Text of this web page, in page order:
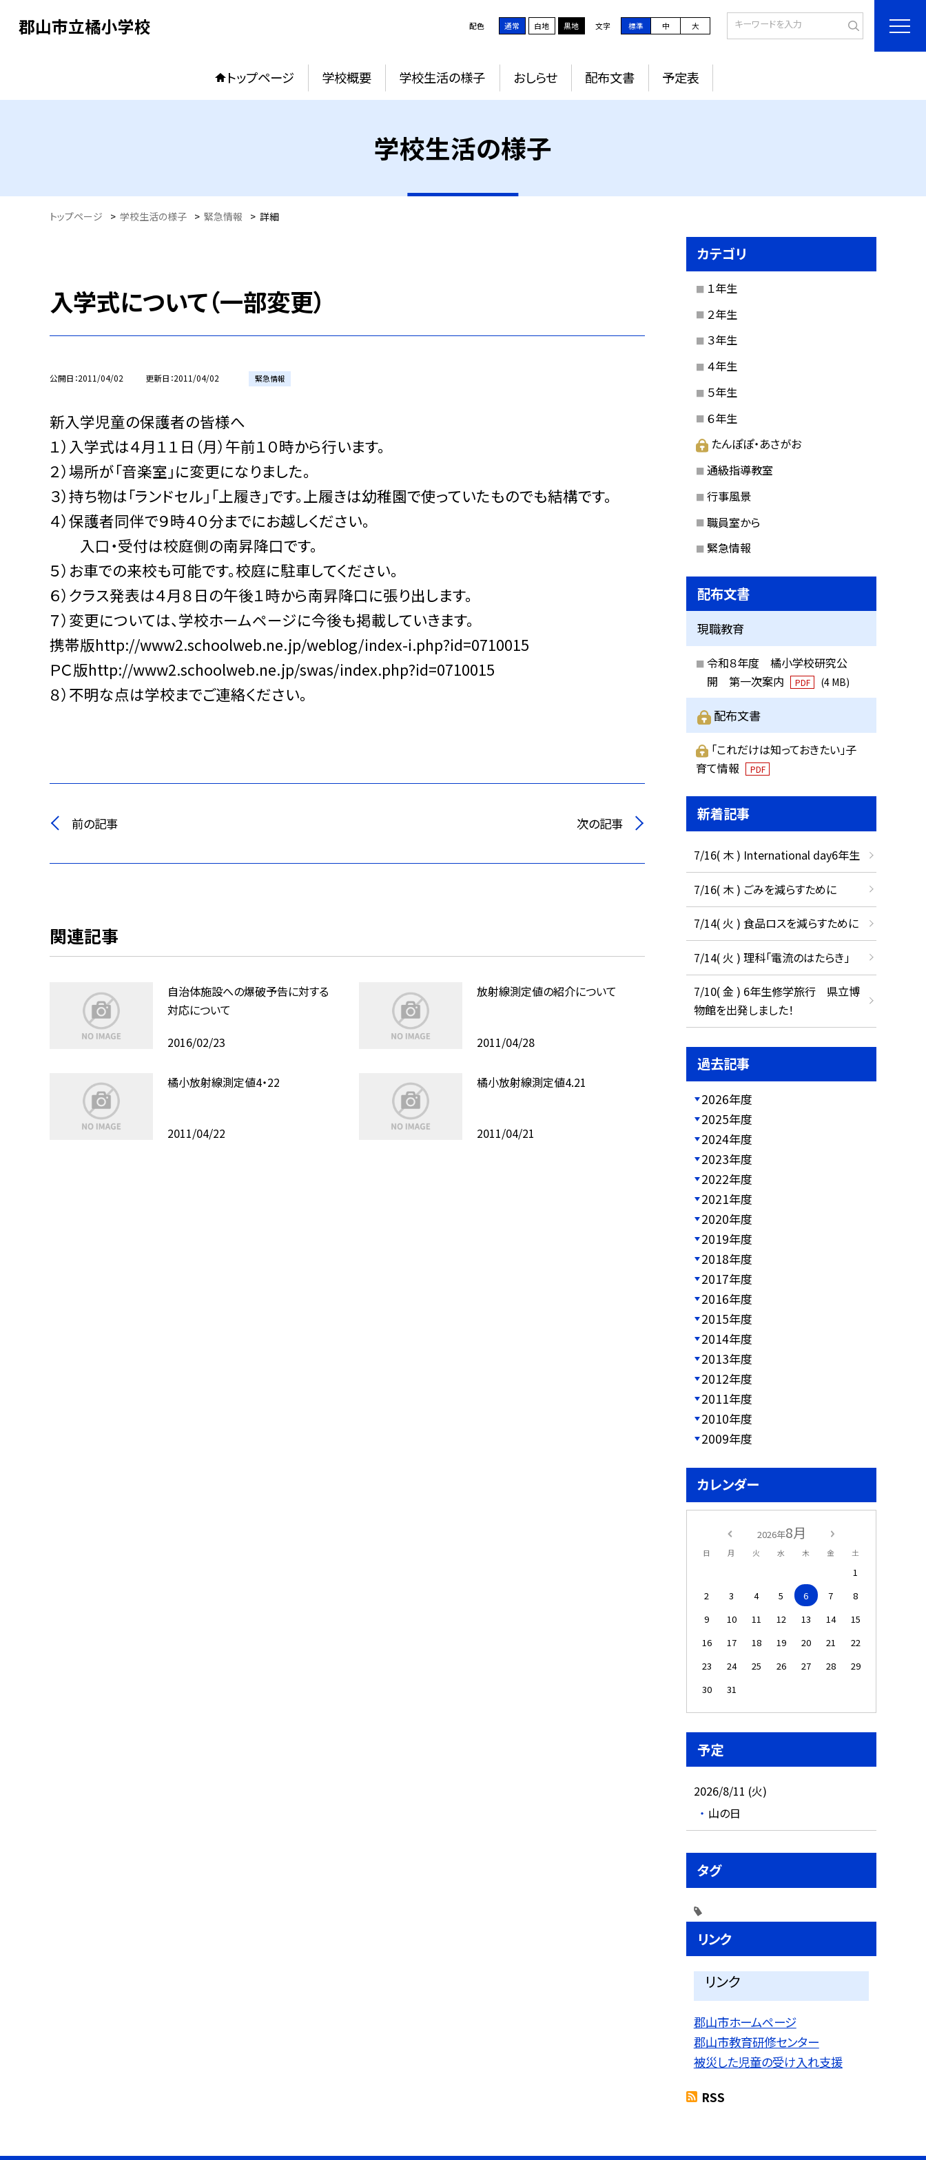
郡山市立橘小学校 配色 通常 白地 黒地 文字 標準 中 大
トップページ 学校概要 学校生活の様子 おしらせ 配布文書 予定表
学校生活の様子
トップページ > 学校生活の様子 > 緊急情報 > 詳細
入学式について（一部変更）
公開日 2011/04/02 更新日 2011/04/02 緊急情報
新入学児童の保護者の皆様へ
１）入学式は４月１１日（月）午前１０時から行います。
２）場所が「音楽室」に変更になりました。
３）持ち物は「ランドセル」「上履き」です。上履きは幼稚園で使っていたものでも結構です。
４）保護者同伴で９時４０分までにお越しください。
入口・受付は校庭側の南昇降口です。
５）お車での来校も可能です。校庭に駐車してください。
６）クラス発表は４月８日の午後１時から南昇降口に張り出します。
７）変更については、学校ホームページに今後も掲載していきます。
携帯版http://www2.schoolweb.ne.jp/weblog/index-i.php?id=0710015
ＰＣ版http://www2.schoolweb.ne.jp/swas/index.php?id=0710015
８）不明な点は学校までご連絡ください。
前の記事 次の記事
関連記事
自治体施設への爆破予告に対する
対応について
2016/02/23
放射線測定値の紹介について
2011/04/28
橘小放射線測定値4・22
2011/04/22
橘小放射線測定値4.21
2011/04/21
カテゴリ
１年生
２年生
３年生
４年生
５年生
６年生
たんぽぽ・あさがお
通級指導教室
行事風景
職員室から
緊急情報
配布文書
現職教育
令和８年度 橘小学校研究公
開 第一次案内
PDF (4 MB)
配布文書
「これだけは知っておきたい」子
育て情報
PDF
新着記事
7/16( 木 ) International day6年生
7/16( 木 ) ごみを減らすために
7/14( 火 ) 食品ロスを減らすために
7/14( 火 ) 理科「電流のはたらき」
7/10( 金 ) 6年生修学旅行 県立博
物館を出発しました！
過去記事
2026年度
2025年度
2024年度
2023年度
2022年度
2021年度
2020年度
2019年度
2018年度
2017年度
2016年度
2015年度
2014年度
2013年度
2012年度
2011年度
2010年度
2009年度
カレンダー
2026年8月
日 月 火 水 木 金 土
1
2
3 4 5 6 7
8
9
10 11 12 13 14
15
16
17 18 19 20 21
22
23
24 25 26 27 28
29
30
31
予定
2026/8/11 (火)
山の日
タグ
リンク
リンク
郡山市ホームページ
郡山市教育研修センター
被災した児童の受け入れ支援
RSS